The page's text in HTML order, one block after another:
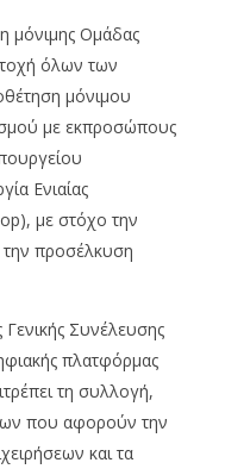
μόνιμης Ομάδας
όλων των
μόνιμου
με εκπροσώπους
Ενιαίας
με στόχο την
την προσέλκυση
Γενικής Συνέλευσης
πλατφόρμας
τη συλλογή,
που αφορούν την
και τα